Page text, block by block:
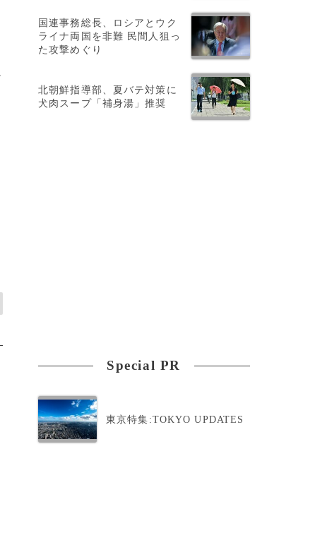
国連事務総長、ロシアとウク
ライナ両国を非難 民間人狙っ
た攻撃めぐり
北朝鮮指導部、夏バテ対策に
犬肉スープ「補身湯」推奨
Special PR
東京特集:TOKYO UPDATES